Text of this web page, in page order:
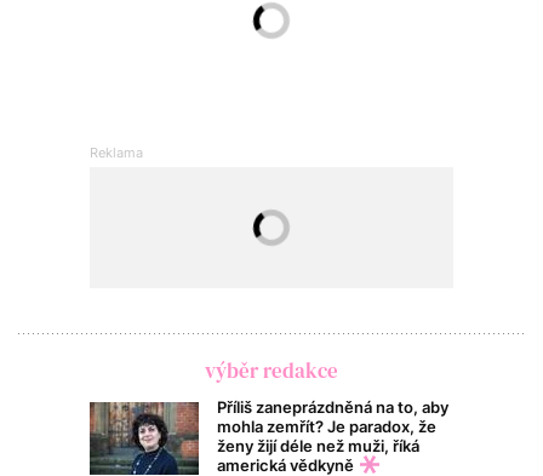
výběr redakce
Příliš zaneprázdněná na to, aby
mohla zemřít? Je paradox, že
ženy žijí déle než muži, říká
americká vědkyně